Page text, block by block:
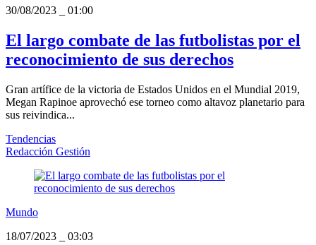
30/08/2023
01:00
El largo combate de las futbolistas por el
reconocimiento de sus derechos
Gran artífice de la victoria de Estados Unidos en el Mundial 2019,
Megan Rapinoe aprovechó ese torneo como altavoz planetario para
sus reivindica...
Tendencias
Redacción Gestión
Mundo
18/07/2023
03:03